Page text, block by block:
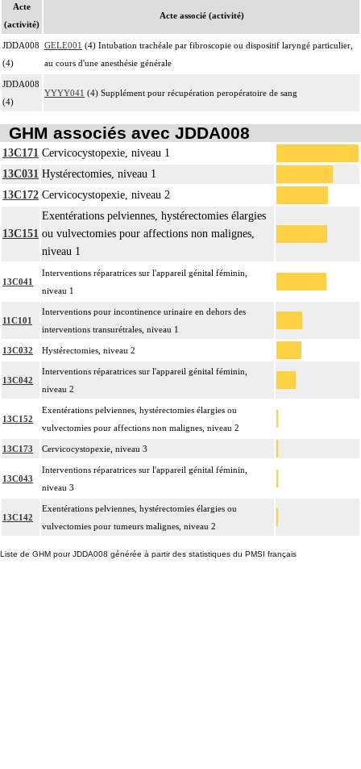
Acte
(activité)
Acte associé (activité)
JDDA008
(4)
GELE001 (4) Intubation trachéale par fibroscopie ou dispositif laryngé particulier,
au cours d'une anesthésie générale
JDDA008
(4)
YYYY041 (4) Supplément pour récupération peropératoire de sang
GHM associés avec JDDA008
13C171 Cervicocystopexie, niveau 1
13C031 Hystérectomies, niveau 1
13C172 Cervicocystopexie, niveau 2
13C151
Exentérations pelviennes, hystérectomies élargies
ou vulvectomies pour affections non malignes,
niveau 1
13C041
Interventions réparatrices sur l'appareil génital féminin,
niveau 1
11C101
Interventions pour incontinence urinaire en dehors des
interventions transurétrales, niveau 1
13C032 Hystérectomies, niveau 2
13C042
Interventions réparatrices sur l'appareil génital féminin,
niveau 2
13C152
Exentérations pelviennes, hystérectomies élargies ou
vulvectomies pour affections non malignes, niveau 2
13C173 Cervicocystopexie, niveau 3
13C043
Interventions réparatrices sur l'appareil génital féminin,
niveau 3
13C142
Exentérations pelviennes, hystérectomies élargies ou
vulvectomies pour tumeurs malignes, niveau 2
Liste de GHM pour JDDA008 générée à partir des statistiques du PMSI français